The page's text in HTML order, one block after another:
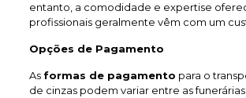
entanto, a comodidade e expertise
profissionais geralmente vêm com um
Opções de Pagamento
As formas de pagamento para o
de cinzas podem variar entre as